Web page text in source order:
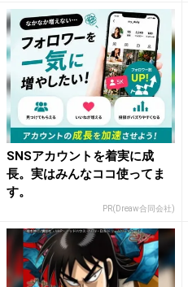
SNSアカウントを着実に成
長。実はみんなココ使ってま
す。
PR(Dreaw合同会社)